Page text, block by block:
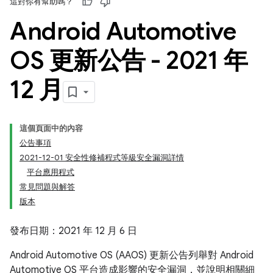
Android Automotive
OS 更新公告 - 2021 年
12 月
這個頁面中的內容
公告事項
2021-12-01 安全性修補程式等級安全漏洞詳情
平台應用程式
常見問題與解答
版本
發布日期：2021 年 12 月 6 日
Android Automotive OS (AAOS) 更新公告列舉對 Android
Automotive OS 平台造成影響的安全漏洞，並說明相關細